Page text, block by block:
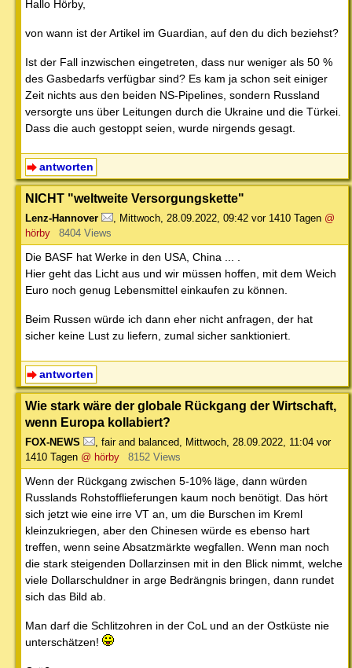
Hallo Hörby,
von wann ist der Artikel im Guardian, auf den du dich beziehst?
Ist der Fall inzwischen eingetreten, dass nur weniger als 50 %
des Gasbedarfs verfügbar sind? Es kam ja schon seit einiger
Zeit nichts aus den beiden NS-Pipelines, sondern Russland
versorgte uns über Leitungen durch die Ukraine und die Türkei.
Dass die auch gestoppt seien, wurde nirgends gesagt.
antworten
NICHT "weltweite Versorgungskette"
Lenz-Hannover Mittwoch, 28.09.2022, 09:42 vor 1410 Tagen @
hörby
8404 Views
Die BASF hat Werke in den USA, China ... .
Hier geht das Licht aus und wir müssen hoffen, mit dem Weich
Euro noch genug Lebensmittel einkaufen zu können.
Beim Russen würde ich dann eher nicht anfragen, der hat
sicher keine Lust zu liefern, zumal sicher sanktioniert.
antworten
Wie stark wäre der globale Rückgang der Wirtschaft,
wenn Europa kollabiert?
FOX-NEWS fair and balanced Mittwoch, 28.09.2022, 11:04 vor
1410 Tagen @ hörby 8152 Views
Wenn der Rückgang zwischen 5-10% läge, dann würden
Russlands Rohstofflieferungen kaum noch benötigt. Das hört
sich jetzt wie eine irre VT an, um die Burschen im Kreml
kleinzukriegen, aber den Chinesen würde es ebenso hart
treffen, wenn seine Absatzmärkte wegfallen. Wenn man noch
die stark steigenden Dollarzinsen mit in den Blick nimmt, welche
viele Dollarschuldner in arge Bedrängnis bringen, dann rundet
sich das Bild ab.
Man darf die Schlitzohren in der CoL und an der Ostküste nie
unterschätzen!